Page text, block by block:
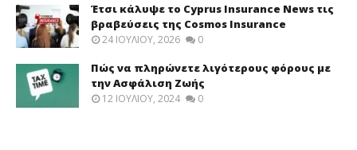
Έτσι κάλυψε το Cyprus Insurance News τις
βραβεύσεις της Cosmos Insurance
24 ΙΟΥΛΊΟΥ, 2026 0
Πώς να πληρώνετε λιγότερους φόρους με
την Ασφάλιση Ζωής
12 ΙΟΥΛΊΟΥ, 2024 0